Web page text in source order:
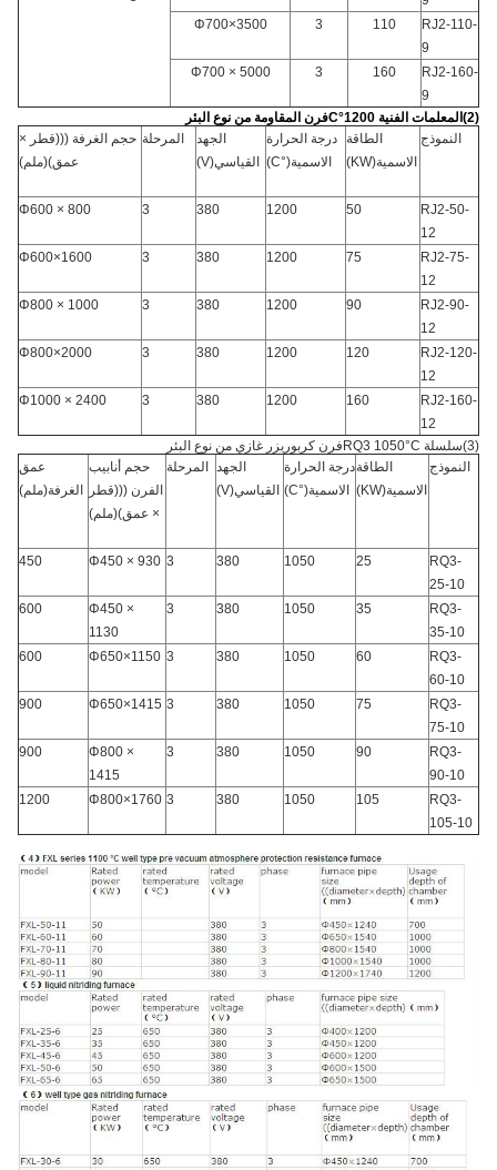
RJ2-110-
9
110
3
Φ700×3500
RJ2-160-
9
160
3
Φ700 × 5000
(
2
) المعلمات الفنية 1200 °C
فرن المقاومة من نوع البئر
النموذج
الطاقة
الاسمية(
KW
)
درجة الحرارة
الاسمية(
°C
)
الجهد
القياسي(
V
)
المرحلة حجم الغرفة (((قطر ×
عمق)(ملم)
RJ2-50-
12
50
1200
380
3
Φ600 × 800
RJ2-75-
12
75
1200
380
3
Φ600×1600
RJ2-90-
12
90
1200
380
3
Φ800 × 1000
RJ2-120-
12
120
1200
380
3
Φ800×2000
RJ2-160-
12
160
1200
380
3
Φ1000 × 2400
(
3
)سلسلة RQ3 1050 °C
فرن كربوريزر غازي من نوع البئر
النموذج
الطاقة
الاسمية(
KW
)
درجة الحرارة
الاسمية(
°C
)
الجهد
القياسي(
V
)
المرحلة
حجم أنابيب
الفرن (((قطر
× عمق)(ملم)
عمق
الغرفة(ملم)
RQ3-
25-10
25
1050
380
3
Φ450 × 930
450
RQ3-
35-10
35
1050
380
3
Φ450 ×
1130
600
RQ3-
60-10
60
1050
380
3
Φ650×1150
600
RQ3-
75-10
75
1050
380
3
Φ650×1415
900
RQ3-
90-10
90
1050
380
3
Φ800 ×
1415
900
RQ3-
105-10
105
1050
380
3
Φ800×1760
1200